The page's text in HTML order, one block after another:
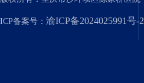
ICP备案号： 渝ICP备2024025991号-2